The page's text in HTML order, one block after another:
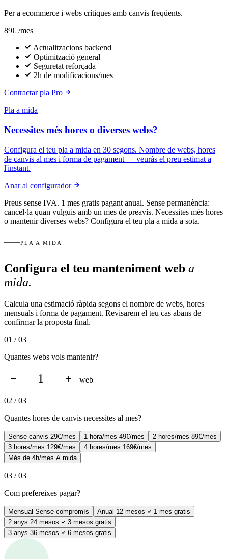
Per a ecommerce i webs crítiques amb canvis freqüents.
89€ /mes
Actualitzacions backend
Optimització general
Seguretat reforçada
2h de modificacions/mes
Contractar pla Pro
Pla a mida
Necessites més hores o diverses webs?
Configura el teu pla a mida en 30 segons. Nombre de webs, hores
de canvis al mes i forma de pagament — veuràs el preu estimat a
l'instant.
Anar al configurador
Preus sense IVA. 1 mes gratis pagant anual. Sense permanència:
cancel·la quan vulguis amb un mes de preavís. Necessites més hores
o mantenir diverses webs? Configura el teu pla a mida a sota.
PLA A MIDA
Configura el teu manteniment web a
mida.
Calcula una estimació ràpida segons el nombre de webs, hores
mensuals i forma de pagament. Revisarem el teu cas abans de
confirmar la proposta final.
01 / 03
Quantes webs vols mantenir?
− + web
02 / 03
Quantes hores de canvis necessites al mes?
Sense canvis 29€/mes 1 hora/mes 49€/mes 2 hores/mes 89€/mes
3 hores/mes 129€/mes 4 hores/mes 169€/mes
Més de 4h/mes A mida
03 / 03
Com prefereixes pagar?
Mensual Sense compromís Anual 12 mesos
1 mes gratis
2 anys 24 mesos
3 mesos gratis
3 anys 36 mesos 6 mesos gratis